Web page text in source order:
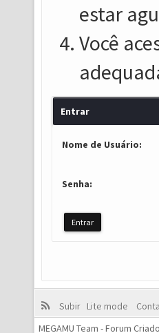
estar
Você
Entrar
Nome de Usuário:
Senha:
Subir Lite mode
MEGAMU Team - Forum